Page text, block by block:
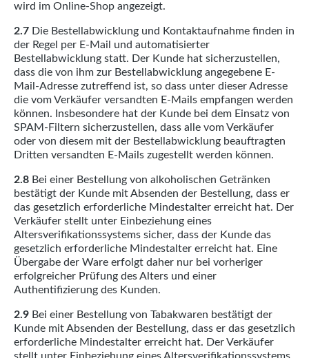
wird im Online-Shop angezeigt.
2.7 Die Bestellabwicklung und Kontaktaufnahme finden in
der Regel per E-Mail und automatisierter
Bestellabwicklung statt. Der Kunde hat sicherzustellen,
dass die von ihm zur Bestellabwicklung angegebene E-
Mail-Adresse zutreffend ist, so dass unter dieser Adresse
die vom Verkäufer versandten E-Mails empfangen werden
können. Insbesondere hat der Kunde bei dem Einsatz von
SPAM-Filtern sicherzustellen, dass alle vom Verkäufer
oder von diesem mit der Bestellabwicklung beauftragten
Dritten versandten E-Mails zugestellt werden können.
2.8 Bei einer Bestellung von alkoholischen Getränken
bestätigt der Kunde mit Absenden der Bestellung, dass er
das gesetzlich erforderliche Mindestalter erreicht hat. Der
Verkäufer stellt unter Einbeziehung eines
Altersverifikationssystems sicher, dass der Kunde das
gesetzlich erforderliche Mindestalter erreicht hat. Eine
Übergabe der Ware erfolgt daher nur bei vorheriger
erfolgreicher Prüfung des Alters und einer
Authentifizierung des Kunden.
2.9 Bei einer Bestellung von Tabakwaren bestätigt der
Kunde mit Absenden der Bestellung, dass er das gesetzlich
erforderliche Mindestalter erreicht hat. Der Verkäufer